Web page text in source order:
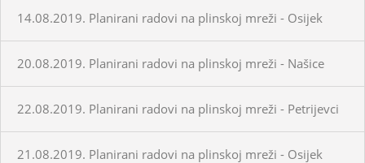
14.08.2019. Planirani radovi na plinskoj mreži - Osijek
20.08.2019. Planirani radovi na plinskoj mreži - Našice
22.08.2019. Planirani radovi na plinskoj mreži - Petrijevci
21.08.2019. Planirani radovi na plinskoj mreži - Osijek